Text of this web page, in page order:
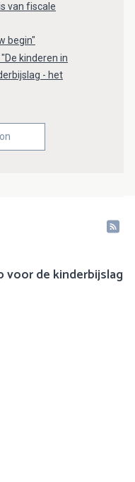
van fiscale
begin"
kinderen in
- het
voor de kinderbijslag